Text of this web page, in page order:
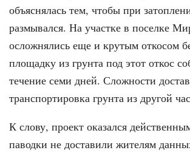
объяснялась тем, чтобы при
размывался. На участке в поселке
осложнялись еще и крутым откосом
площадку из грунта под этот откос
течение семи дней. Сложности
транспортировка грунта из другой
К слову, проект оказался
паводки не доставили жителям